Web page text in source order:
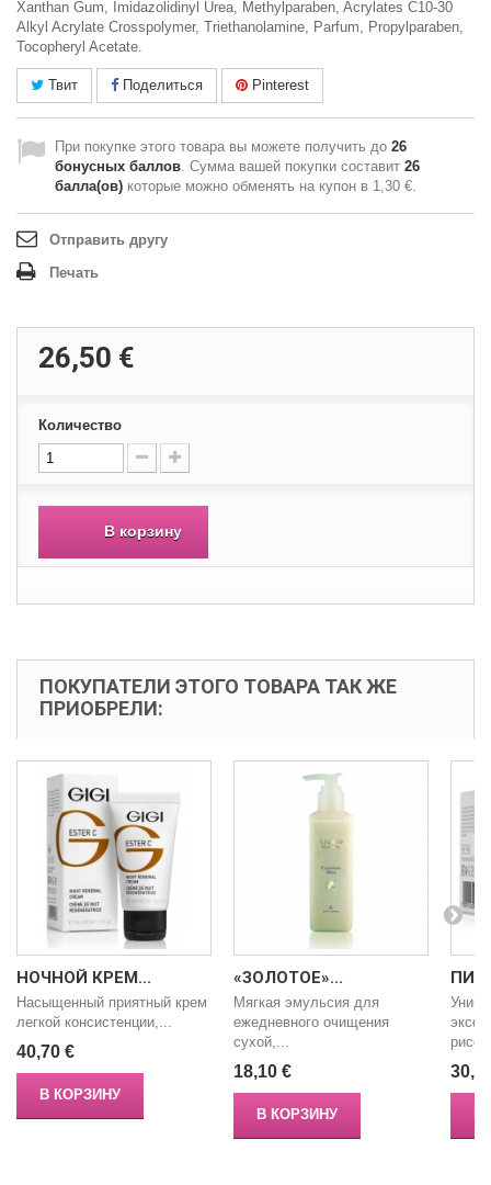
Xanthan Gum, Imidazolidinyl Urea, Methylparaben, Acrylates C10-30
Alkyl Acrylate Crosspolymer, Triethanolamine, Parfum, Propylparaben,
Tocopheryl Acetate.
Твит Поделиться Pinterest
При покупке этого товара вы можете получить до 26
бонусных баллов. Сумма вашей покупки составит 26
балла(ов) которые можно обменять на купон в 1,30 €.
Отправить другу
Печать
26,50 €
Количество
В корзину
ПОКУПАТЕЛИ ЭТОГО ТОВАРА ТАК ЖЕ
ПРИОБРЕЛИ:
НОЧНОЙ КРЕМ...
Насыщенный приятный крем
легкой консистенции,...
40,70 €
В КОРЗИНУ
«ЗОЛОТОЕ»...
Мягкая эмульсия для
ежедневного очищения
сухой,...
18,10 €
В КОРЗИНУ